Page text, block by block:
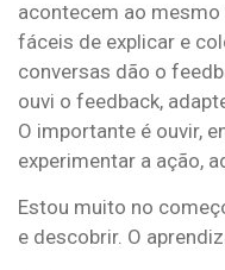
acontecem ao
fáceis de explicar e
conversas dão o
ouvi o feedback,
O importante é ouvir,
experimentar a ação,
Estou muito no
e descobrir. O